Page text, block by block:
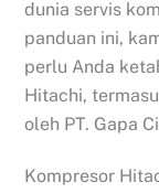
dunia servis
panduan ini,
perlu Anda
Hitachi,
oleh PT. Gapa
Kompresor